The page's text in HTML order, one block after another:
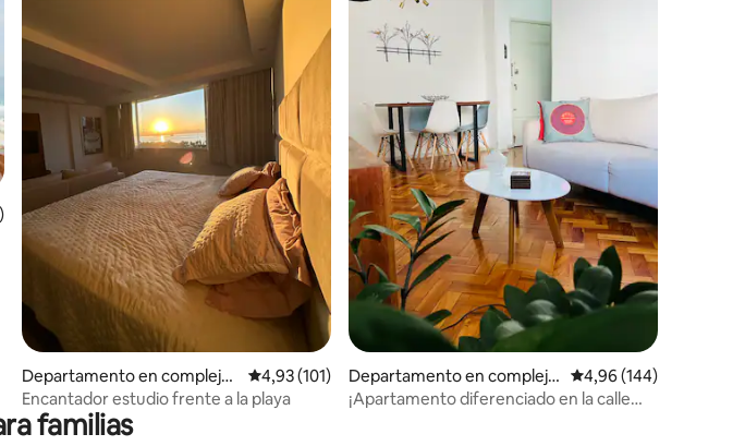
promedio: 4,96 de 5. 184 evaluaciones
Departamento en complejo
residencial en Flamengo
Calificación promedio: 4,93 de 5. 101 evaluaciones
4,93 (101)
Encantador estudio frente a la playa
Departamento en complejo
residencial en Centro
Calificación promedio:
4,96 (144)
¡Apartamento diferenciado en la calle
familias